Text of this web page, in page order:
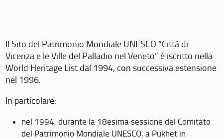
Il Sito del Patrimonio Mondiale UNESCO “Città di
Vicenza e le Ville del Palladio nel Veneto” è iscritto nella
World Heritage List dal 1994, con successiva estensione
nel 1996.
In particolare:
nel 1994, durante la 18esima sessione del Comitato
del Patrimonio Mondiale UNESCO, a Pukhet in